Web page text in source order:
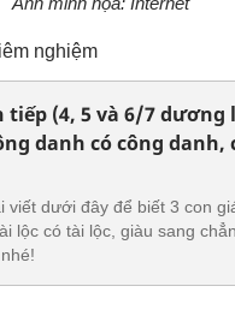
nghiệm
tiếp (4, 5 và 6/7
danh có công
viết dưới đây để biết 3 con
lộc có tài lộc, giàu sang